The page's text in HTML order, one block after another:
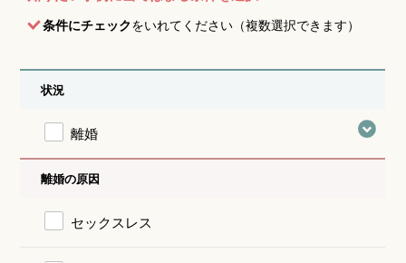
条件にチェックをいれてください（複数選択できます）
状況
離婚
離婚の原因
セックスレス